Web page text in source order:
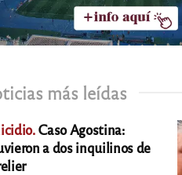
más leídas
Caso Agostina:
a dos inquilinos de